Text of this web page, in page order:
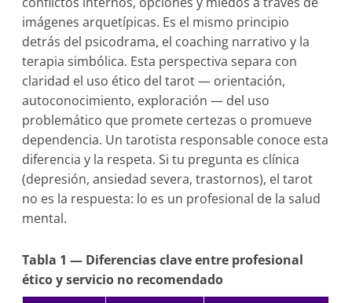
imágenes arquetípicas. Es el mismo principio
detrás del psicodrama, el coaching narrativo y la
terapia simbólica. Esta perspectiva separa con
claridad el uso ético del tarot — orientación,
autoconocimiento, exploración — del uso
problemático que promete certezas o promueve
dependencia. Un tarotista responsable conoce esta
diferencia y la respeta. Si tu pregunta es clínica
(depresión, ansiedad severa, trastornos), el tarot
no es la respuesta: lo es un profesional de la salud
mental.
Tabla 1 — Diferencias clave entre profesional
ético y servicio no recomendado